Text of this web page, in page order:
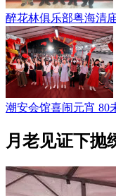
醉花林俱乐部粤海清
潮安会馆喜闹元宵 80
月老见证下抛